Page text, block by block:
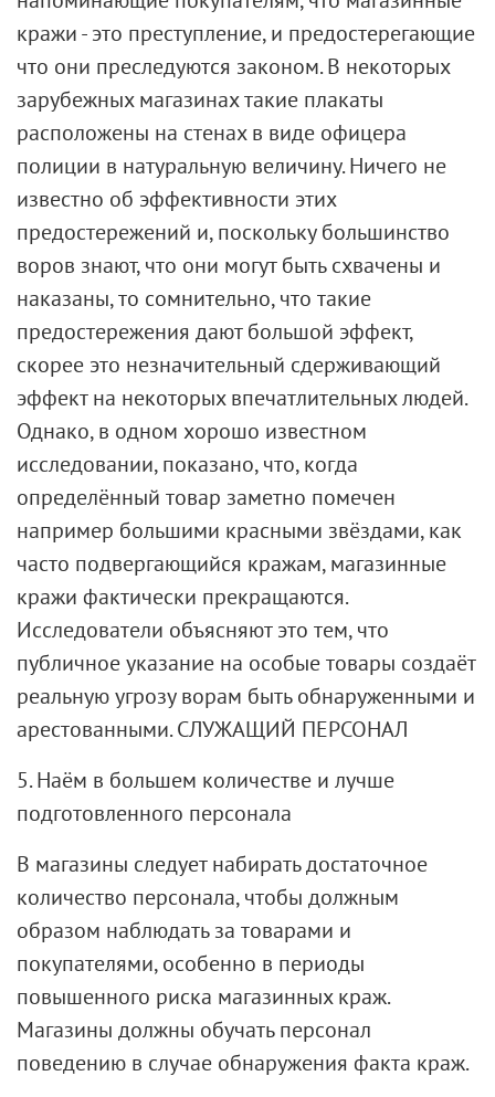
кражи - это преступление, и предостерегающие
что они преследуются законом. В некоторых
зарубежных магазинах такие плакаты
расположены на стенах в виде офицера
полиции в натуральную величину. Ничего не
известно об эффективности этих
предостережений и, поскольку большинство
воров знают, что они могут быть схвачены и
наказаны, то сомнительно, что такие
предостережения дают большой эффект,
скорее это незначительный сдерживающий
эффект на некоторых впечатлительных людей.
Однако, в одном хорошо известном
исследовании, показано, что, когда
определённый товар заметно помечен
например большими красными звёздами, как
часто подвергающийся кражам, магазинные
кражи фактически прекращаются.
Исследователи объясняют это тем, что
публичное указание на особые товары создаёт
реальную угрозу ворам быть обнаруженными и
арестованными. СЛУЖАЩИЙ ПЕРСОНАЛ
5. Наём в большем количестве и лучше
подготовленного персонала
В магазины следует набирать достаточное
количество персонала, чтобы должным
образом наблюдать за товарами и
покупателями, особенно в периоды
повышенного риска магазинных краж.
Магазины должны обучать персонал
поведению в случае обнаружения факта краж.